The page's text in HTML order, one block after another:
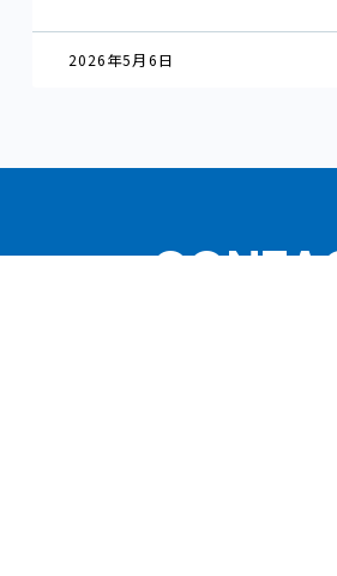
2026年5月6日